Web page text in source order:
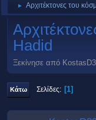
► Αρχιτέκτονες του
Hadid
Ξεκίνησε από
Κάτω Σελίδες 1